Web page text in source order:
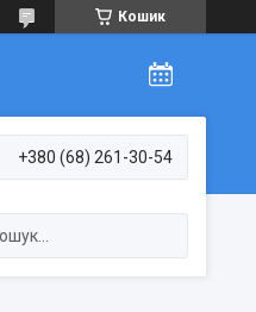
Кошик
+380 (68) 261-30-54